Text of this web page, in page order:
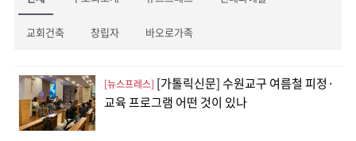
교회건축 창립자 바오로가족
[뉴스프레스] [가톨릭신문] 수원교구 여름철 피정·
교육 프로그램 어떤 것이 있나